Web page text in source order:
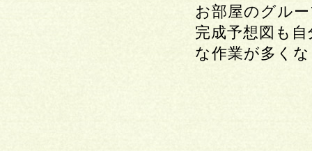
お部屋のグル
完成予想図も
な作業が多く